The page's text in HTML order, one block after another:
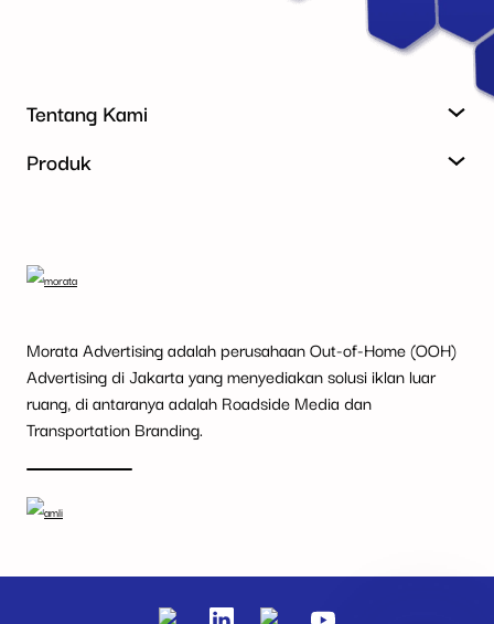
Tentang Kami
Produk
Morata Advertising adalah perusahaan Out-of-Home (OOH)
Advertising di Jakarta yang menyediakan solusi iklan luar
ruang, di antaranya adalah Roadside Media dan
Transportation Branding.